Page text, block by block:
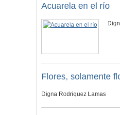
Acuarela en el río
Flores, solamente
Digna Rodriquez Lamas